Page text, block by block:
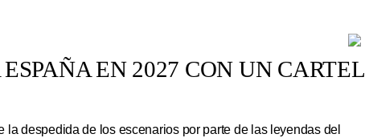
EN 2027 CON UN CARTEL
la despedida de los escenarios por parte de las leyendas del